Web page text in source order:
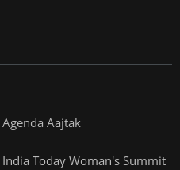
Agenda Aajtak
India Today Woman's Summit